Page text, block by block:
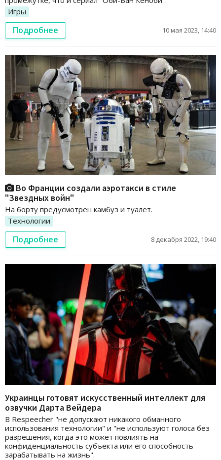
Игры
Подробнее 10 мая 2023, 14:40
Во Франции создали аэротакси в стиле
"Звездных войн"
На борту предусмотрен камбуз и туалет.
Технологии
Подробнее 8 декабря 2022, 19:40
Украинцы готовят искусственный интеллект для
озвучки Дарта Вейдера
В Respeecher "не допускают никакого обманного
использования технологии" и "не используют голоса без
разрешения, когда это может повлиять на
конфиденциальность субъекта или его способность
зарабатывать на жизнь".